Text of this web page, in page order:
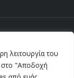
λειτουργία του
στο "Αποδοχή